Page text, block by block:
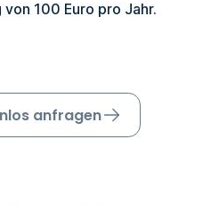
100 Euro pro Jahr.
anfragen